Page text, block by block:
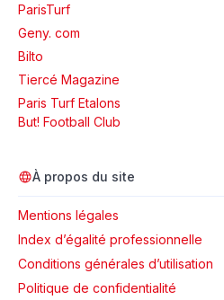
ParisTurf
Geny. com
Bilto
Tiercé Magazine
Paris Turf Etalons
But! Football Club
À propos du site
Mentions légales
Index d’égalité professionnelle
Conditions générales d’utilisation
Politique de confidentialité